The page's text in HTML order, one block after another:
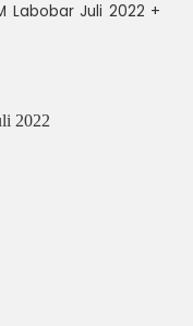
Labobar Juli 2022 +